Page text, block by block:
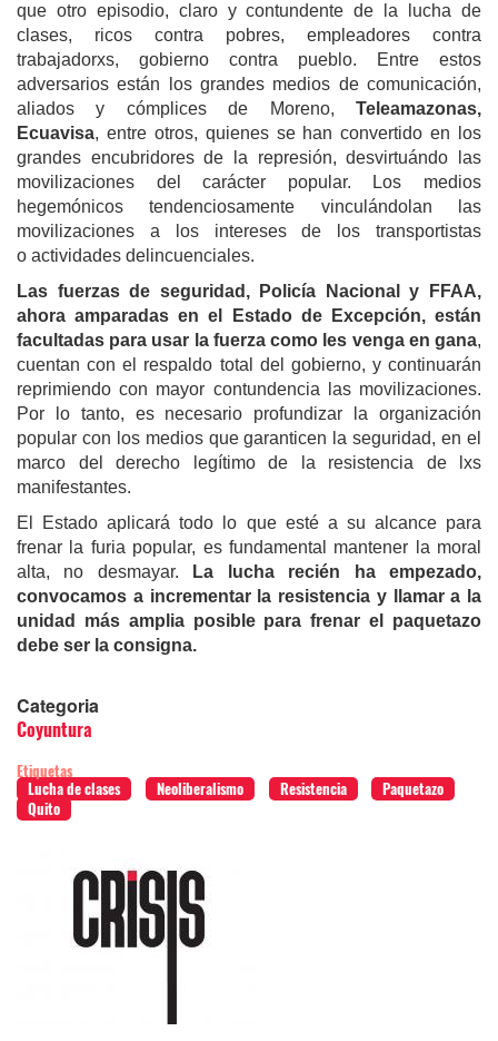
que otro episodio, claro y contundente de la lucha de
clases, ricos contra pobres, empleadores contra
trabajadorxs, gobierno contra pueblo. Entre estos
adversarios están los grandes medios de comunicación,
aliados y cómplices de Moreno, Teleamazonas,
Ecuavisa, entre otros, quienes se han convertido en los
grandes encubridores de la represión, desvirtuándo las
movilizaciones del carácter popular. Los medios
hegemónicos tendenciosamente vinculándolan las
movilizaciones a los intereses de los transportistas
o actividades delincuenciales.
Las fuerzas de seguridad, Policía Nacional y FFAA,
ahora amparadas en el Estado de Excepción, están
facultadas para usar la fuerza como les venga en gana,
cuentan con el respaldo total del gobierno, y continuarán
reprimiendo con mayor contundencia las movilizaciones.
Por lo tanto, es necesario profundizar la organización
popular con los medios que garanticen la seguridad, en el
marco del derecho legítimo de la resistencia de lxs
manifestantes.
El Estado aplicará todo lo que esté a su alcance para
frenar la furia popular, es fundamental mantener la moral
alta, no desmayar.
La lucha recién ha empezado,
convocamos a incrementar la resistencia y llamar a la
unidad más amplia posible para frenar el paquetazo
debe ser la consigna.
Categoria
Coyuntura
Etiquetas
Lucha de clases
Neoliberalismo Resistencia
Paquetazo
Quito